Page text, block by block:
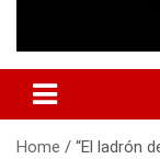
Home “El ladrón